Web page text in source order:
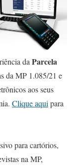
daParcela
da MP 1.085/21 e
aos seus
Clique aquipara
para cartórios,
na MP,